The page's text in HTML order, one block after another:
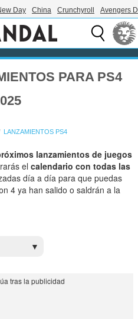
Day China Crunchyroll Avengers
PARA PS4
LANZAMIENTOS PS4
lanzamientos de juegos
elcalendario con todas las
día a día para que puedas
4 ya han salido o saldrán a la